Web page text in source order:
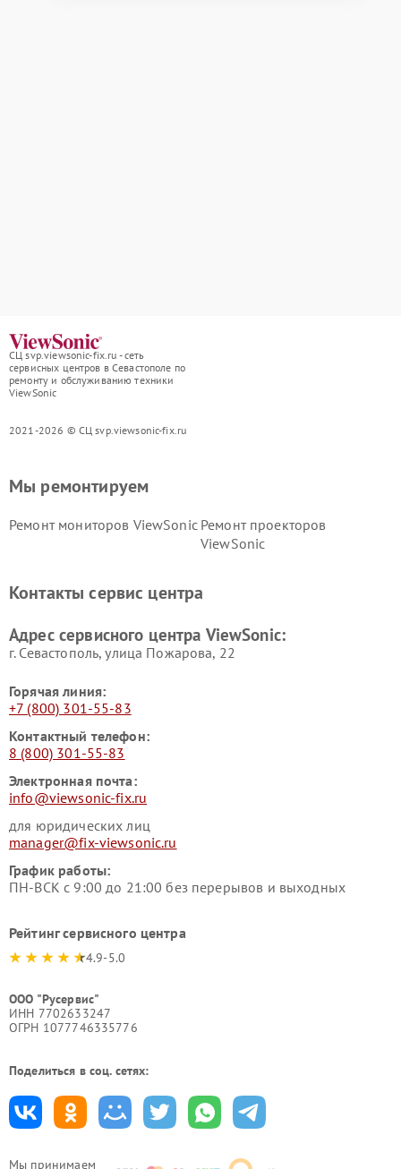
СЦ svp.viewsonic-fix.ru - сеть
сервисных центров в Севастополе по
ремонту и обслуживанию техники
ViewSonic
2021-2026 © СЦ svp.viewsonic-fix.ru
Мы принимаем
Мы ремонтируем
Ремонт мониторов ViewSonic Ремонт проекторов
ViewSonic
Контакты сервис центра
Адрес сервисного центра ViewSonic:
г. Севастополь, улица Пожарова, 22
Горячая линия:
+7 (800) 301-55-83
Контактный телефон:
8 (800) 301-55-83
Электронная почта:
info@viewsonic-fix.ru
для юридических лиц
manager@fix-viewsonic.ru
График работы:
ПН-ВСК с 9:00 до 21:00 без перерывов и выходных
Рейтинг сервисного центра
4.9-5.0
ООО "Русервис"
ИНН 7702633247
ОГРН 1077746335776
Поделиться в соц. сетях: